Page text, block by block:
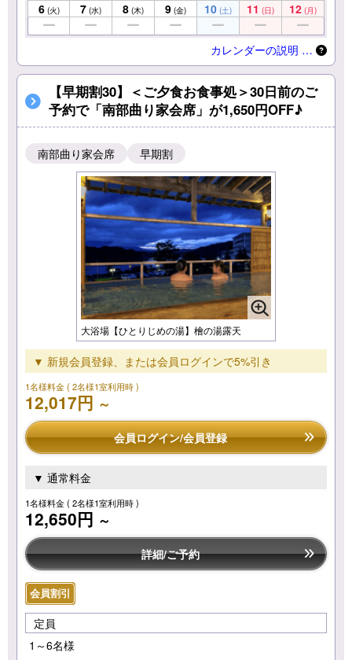
6 (火) 7 (水) 8 (木) 9 (金) 10 (土) 11 (日) 12 (月)
カレンダーの説明 …
【早期割30】＜ご夕食お食事処＞30日前のご
予約で「南部曲り家会席」が1,650円OFF♪
南部曲り家会席 早期割
大浴場【ひとりじめの湯】檜の湯露天
▼ 新規会員登録、または会員ログインで5%引き
1名様料金( 2名様1室利用時 )
12,017円 ～
会員ログイン/会員登録
▼ 通常料金
1名様料金( 2名様1室利用時 )
12,650円 ～
詳細/ご予約
会員割引
定員
1～6名様